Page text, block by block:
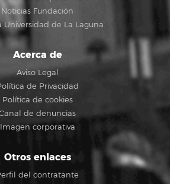
Noticias Fundación
Universidad de La Laguna
Acerca de
Aviso Legal
de Privacidad
Política de cookies
de denuncias
Imagen corporativa
Otros enlaces
del contratante